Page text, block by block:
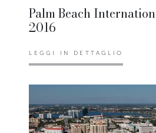
Palm Beach
2016
LEGGI IN DETTAGLIO